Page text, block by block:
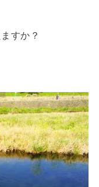
ますか？